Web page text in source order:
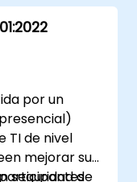
por un
TI de nivel
mejorar sus
seguridad de